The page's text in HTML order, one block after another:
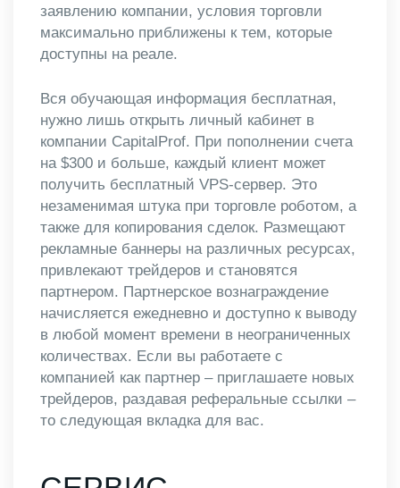
заявлению компании, условия торговли
максимально приближены к тем, которые
доступны на реале.
Вся обучающая информация бесплатная,
нужно лишь открыть личный кабинет в
компании CapitalProf. При пополнении счета
на $300 и больше, каждый клиент может
получить бесплатный VPS-сервер. Это
незаменимая штука при торговле роботом, а
также для копирования сделок. Размещают
рекламные баннеры на различных ресурсах,
привлекают трейдеров и становятся
партнером. Партнерское вознаграждение
начисляется ежедневно и доступно к выводу
в любой момент времени в неограниченных
количествах. Если вы работаете с
компанией как партнер – приглашаете новых
трейдеров, раздавая реферальные ссылки –
то следующая вкладка для вас.